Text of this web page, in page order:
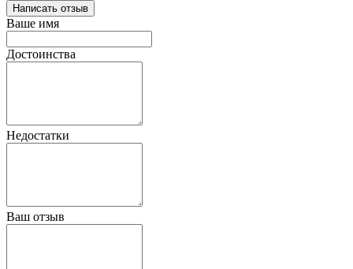
Написать отзыв
Ваше имя
Достоинства
Недостатки
Ваш отзыв